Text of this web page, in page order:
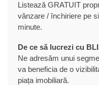
Listează GRATUIT
vânzare / închiriere pe
minute.
De ce să lucrezi cu
Ne adresăm unui
va beneficia de o
piața imobiliară.